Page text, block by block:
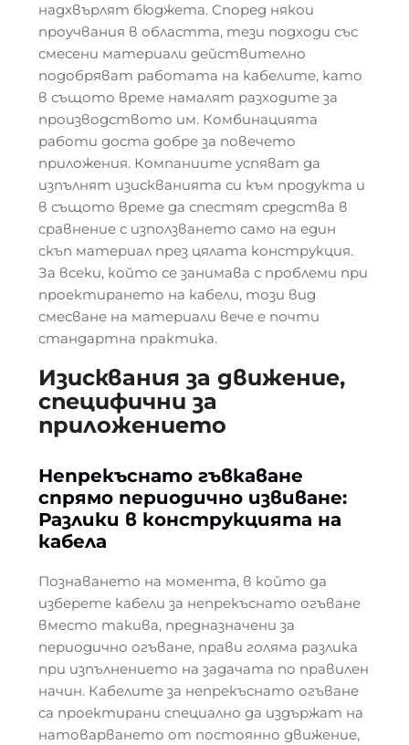
надхвърлят бюджета. Според някои
проучвания в областта, тези подходи със
смесени материали действително
подобряват работата на кабелите, като
в същото време намалят разходите за
производството им. Комбинацията
работи доста добре за повечето
приложения. Компаниите успяват да
изпълнят изискванията си към продукта и
в същото време да спестят средства в
сравнение с използването само на един
скъп материал през цялата конструкция.
За всеки, който се занимава с проблеми при
проектирането на кабели, този вид
смесване на материали вече е почти
стандартна практика.
Изисквания за движение,
специфични за
приложението
Непрекъснато гъвкаване
спрямо периодично извиване:
Разлики в конструкцията на
кабела
Познаването на момента, в който да
изберете кабели за непрекъснато огъване
вместо такива, предназначени за
периодично огъване, прави голяма разлика
при изпълнението на задачата по правилен
начин. Кабелите за непрекъснато огъване
са проектирани специално да издържат на
натоварването от постоянно движение,